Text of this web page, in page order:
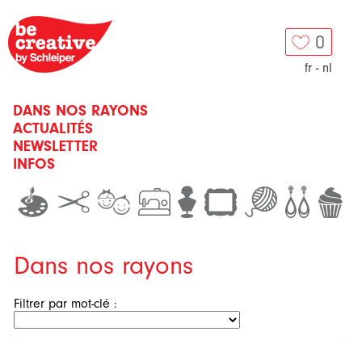
0
fr - nl
DANS NOS RAYONS
ACTUALITÉS
NEWSLETTER
INFOS
Dans nos rayons
Filtrer par mot-clé :